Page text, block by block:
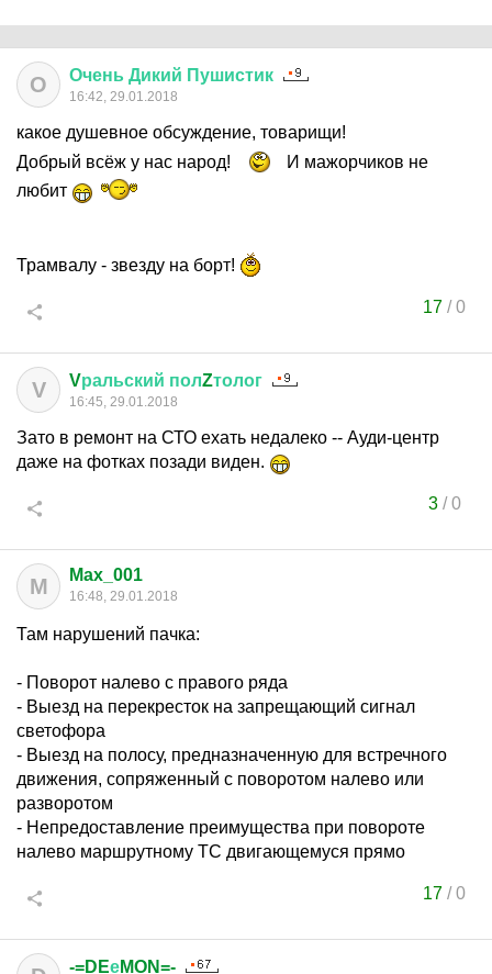
О Очень Дикий Пушистик
16:42, 29.01.2018
какое душевное обсуждение, товарищи!
Добрый всёж у нас народ!
И мажорчиков не
любит
Трамвалу - звезду на борт!
17 /0
V Vральский полZтолог
16:45, 29.01.2018
Зато в ремонт на СТО ехать недалеко -- Ауди-центр
даже на фотках позади виден.
3/0
M Max_001
16:48, 29.01.2018
Там нарушений пачка:
- Поворот налево с правого ряда
- Выезд на перекресток на запрещающий сигнал
светофора
- Выезд на полосу, предназначенную для встречного
движения, сопряженный с поворотом налево или
разворотом
- Непредоставление преимущества при повороте
налево маршрутному ТС двигающемуся прямо
17 /0
-=DEеMON=-